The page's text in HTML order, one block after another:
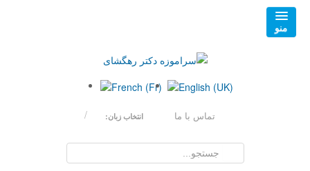
تماس با ما انتخاب زبان: